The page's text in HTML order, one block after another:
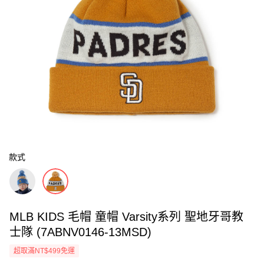
款式
MLB KIDS 毛帽 童帽 Varsity系列 聖地牙哥教
士隊 (7ABNV0146-13MSD)
超取滿NT$499免運